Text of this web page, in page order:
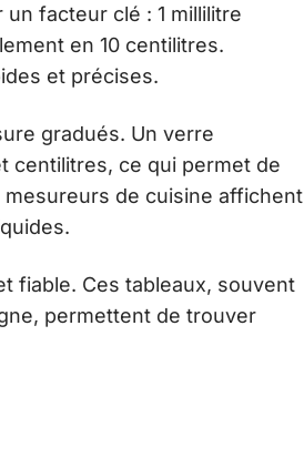
facteur clé : 1 millilitre
en 10 centilitres.
et précises.
gradués. Un verre
centilitres, ce qui permet de
de cuisine affichent
fiable. Ces tableaux, souvent
permettent de trouver